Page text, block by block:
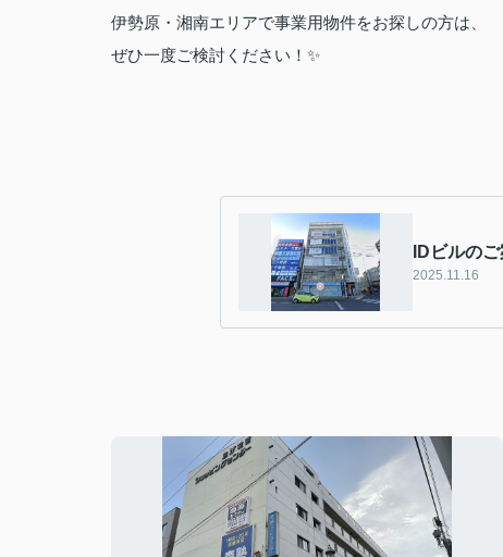
伊勢原・湘南エリアで事業用物件をお探しの方は、
ぜひ一度ご検討ください！✨
IDビルの
2025.11.16